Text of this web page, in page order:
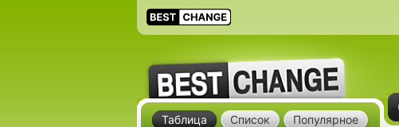
Таблица Список Популярное